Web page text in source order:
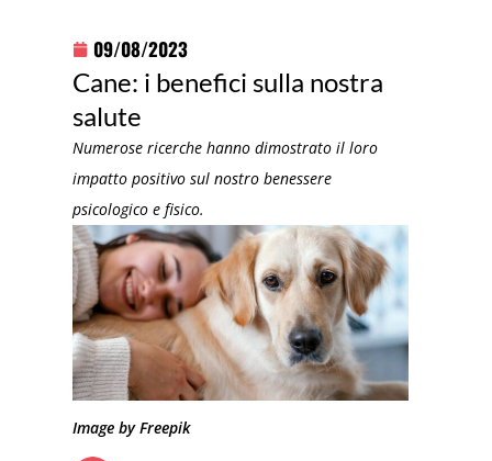
09/08/2023
Cane: i benefici sulla nostra
salute
Numerose ricerche hanno dimostrato il loro
impatto positivo sul nostro benessere
psicologico e fisico.
Image by Freepik